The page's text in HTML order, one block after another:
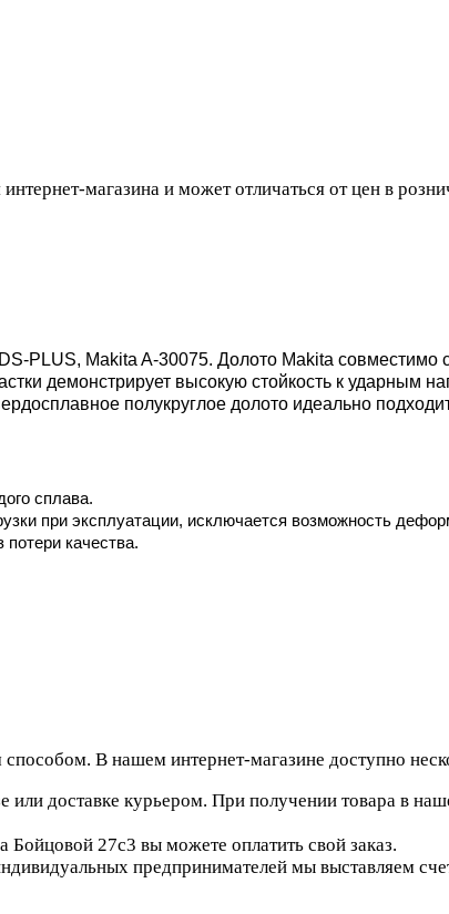
интернет-магазина и может отличаться от цен в
PLUS, Makita A-30075. Долото Makita совместимо
демонстрирует высокую стойкость к ударным
полукруглое долото идеально
сплава.
при эксплуатации, исключается возможность
качества.
В нашем интернет-магазине доступно
или доставке курьером. При получении товара в
27с3 вы можете оплатить свой заказ.
предпринимателей мы выставляем